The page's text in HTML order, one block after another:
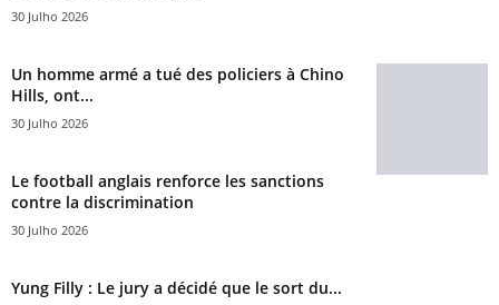
30 Julho 2026
Un homme armé a tué des policiers à Chino
Hills, ont...
30 Julho 2026
Le football anglais renforce les sanctions
contre la discrimination
30 Julho 2026
Yung Filly : Le jury a décidé que le sort du...